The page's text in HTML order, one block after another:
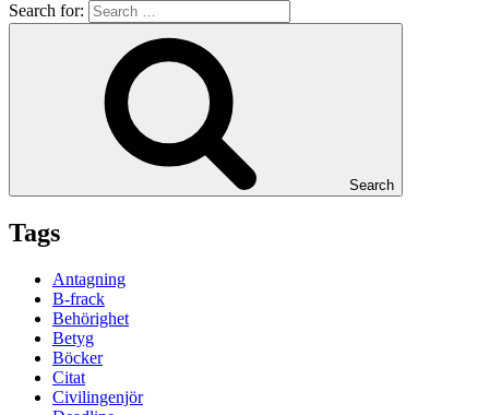
Search for:
Search
Tags
Antagning
B-frack
Behörighet
Betyg
Böcker
Citat
Civilingenjör